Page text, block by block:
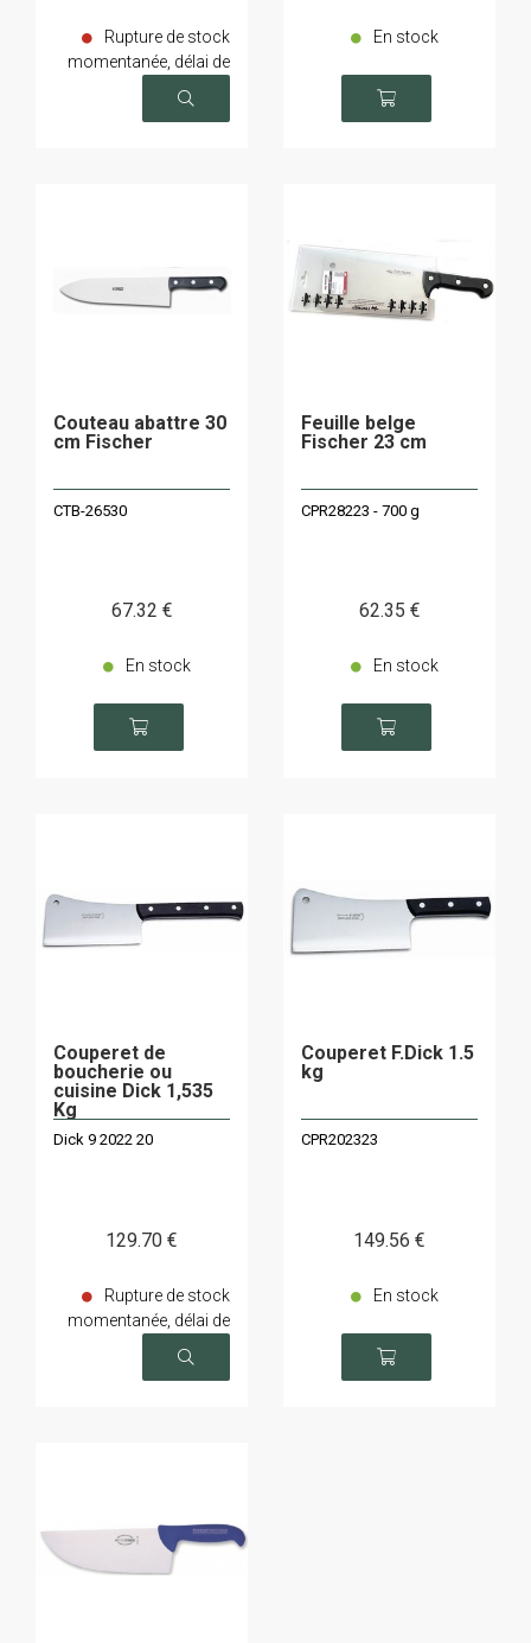
Rupture de stock
momentanée, délai de
livraison sur demande
En stock
Couteau abattre 30
cm Fischer
CTB-26530
67.32 €
En stock
Feuille belge
Fischer 23 cm
CPR28223 - 700 g
62.35 €
En stock
Couperet de
boucherie ou
cuisine Dick 1,535
Kg
Dick 9 2022 20
129.70 €
Rupture de stock
momentanée, délai de
livraison sur demande
Couperet F.Dick 1.5
kg
CPR202323
149.56 €
En stock